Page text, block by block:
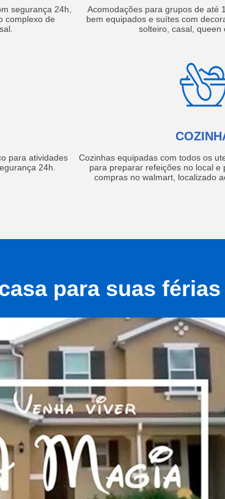
segurança 24h,
complexo de
Acomodações para grupos de até
bem equipados e suítes com
solteiro, casal, queen
para atividades
24h.
Cozinhas equipadas com todos os
para preparar refeições no local e
compras no walmart, localizado
para suas